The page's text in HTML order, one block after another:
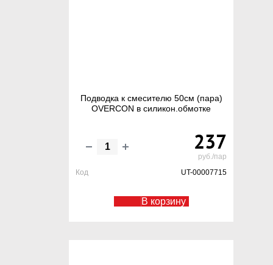
Подводка к смесителю 50см (пара)
OVERCON в силикон.обмотке
237
руб./пар
Код
UT-00007715
В корзину